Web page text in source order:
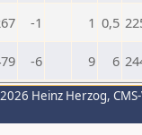
-1 1 0,5
-6 9 6
Heinz Herzog,